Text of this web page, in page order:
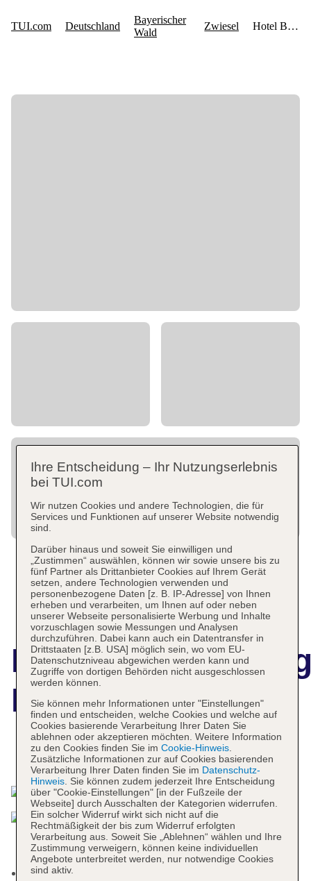
Hotel Bavaria
Das bietet Ihre Unterkunft
Mindestalter in der Unterkunft: 3 Jahre
Ihre Entscheidung – Ihr Nutzungserlebnis
bei TUI.com
Wir nutzen Cookies und andere Technologien, die für
Services und Funktionen auf unserer Website notwendig
sind.
Darüber hinaus und soweit Sie einwilligen und
„Zustimmen“ auswählen, können wir sowie unsere bis zu
fünf Partner als Drittanbieter Cookies auf Ihrem Gerät
setzen, andere Technologien verwenden und
personenbezogene Daten [z. B. IP-Adresse] von Ihnen
erheben und verarbeiten, um Ihnen auf oder neben
unserer Webseite personalisierte Werbung und Inhalte
vorzuschlagen sowie Messungen und Analysen
durchzuführen. Dabei kann auch ein Datentransfer in
Drittstaaten [z.B. USA] möglich sein, wo vom EU-
Datenschutzniveau abgewichen werden kann und
Zugriffe von dortigen Behörden nicht ausgeschlossen
werden können.
Sie können mehr Informationen unter "Einstellungen"
finden und entscheiden, welche Cookies und welche auf
Cookies basierende Verarbeitung Ihrer Daten Sie
ablehnen oder akzeptieren möchten. Weitere Information
zu den Cookies finden Sie im Cookie-Hinweis.
Zusätzliche Informationen zur auf Cookies basierenden
Verarbeitung Ihrer Daten finden Sie im Datenschutz-
Hinweis. Sie können zudem jederzeit Ihre Entscheidung
über "Cookie-Einstellungen" [in der Fußzeile der
Webseite] durch Ausschalten der Kategorien widerrufen.
Ein solcher Widerruf wirkt sich nicht auf die
Rechtmäßigkeit der bis zum Widerruf erfolgten
Verarbeitung aus. Soweit Sie „Ablehnen“ wählen und Ihre
Zustimmung verweigern, können keine individuellen
Angebote unterbreitet werden, nur notwendige Cookies
sind aktiv.